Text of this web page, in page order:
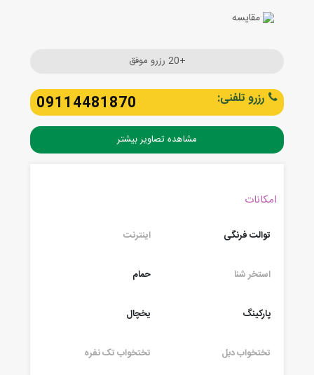
مقایسه
+20 رزرو موفق
رزرو تلفنی: 09114481870
مشاهده تصاویر بیشتر
امکانات
توالت فرنگی اینترنت
استخر شنا حمام
پارکینگ یخچال
تختخواب دبل تختخواب تک نفره